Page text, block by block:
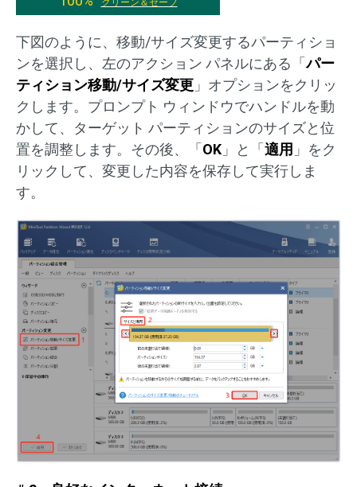
クリーン＆セーフ
下図のように、移動/サイズ変更するパーティショ
ンを選択し、左のアクション パネルにある「パー
ティション移動/サイズ変更 」オプションをクリッ
クします。プロンプト ウィンドウでハンドルを動
かして、ターゲット パーティションのサイズと位
置を調整します。その後、「 OK 」と「 適用 」をク
リックして、変更した内容を保存して実行しま
す。